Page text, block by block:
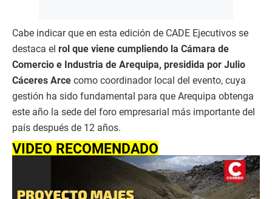
Cabe indicar que en esta edición de CADE Ejecutivos se
destaca el rol que viene cumpliendo la Cámara de
Comercio e Industria de Arequipa, presidida por Julio
Cáceres Arce como coordinador local del evento, cuya
gestión ha sido fundamental para que Arequipa obtenga
este año la sede del foro empresarial más importante del
país después de 12 años.
VIDEO RECOMENDADO